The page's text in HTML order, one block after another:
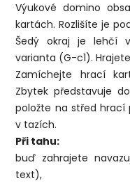
Výukové domino
kartách. Rozlišíte je
Šedý okraj je lehčí
varianta (G-c1).
Zamíchejte hrací
Zbytek představuje
položte na střed hrací
v tazích.
Při tahu:
buď zahrajete
text),